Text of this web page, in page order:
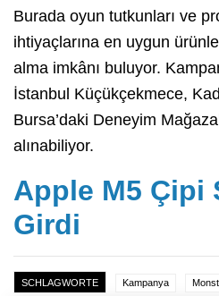
Burada oyun tutkunları ve
ihtiyaçlarına en uygun
alma imkânı buluyor.
İstanbul Küçükçekmece,
Bursa’daki Deneyim
alınabiliyor.
Apple M5 Çipi
Girdi
SCHLAGWORTE Kampanya